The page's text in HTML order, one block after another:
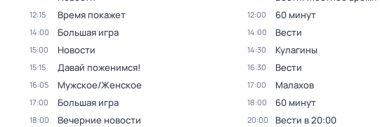
12:15 Время покажет
14:00 Большая игра
15:00 Новости
15:15 Давай поженимся!
16:05 Мужское/Женское
17:00 Большая игра
18:00 Вечерние новости
12:00 60 минут
14:00 Вести
14:30 Кулагины
16:30 Вести
17:00 Малахов
18:00 60 минут
20:00 Вести в 20:00